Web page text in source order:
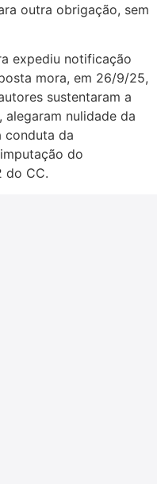
outra obrigação, sem
expediu notificação
mora, em 26/9/25,
sustentaram a
nulidade da
conduta da
do
do CC.